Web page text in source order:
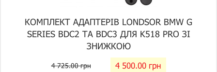
КОМПЛЕКТ АДАПТЕРІВ LONDSOR BMW G
SERIES BDC2 ТА BDC3 ДЛЯ K518 PRO ЗІ
ЗНИЖКОЮ
4 725.00 грн 4 500.00 грн